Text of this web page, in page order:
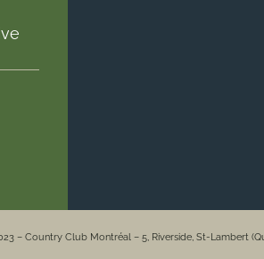
– Country Club Montréal – 5, Riverside, St-Lambert